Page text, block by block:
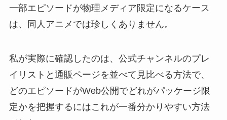
一部エピソードが物理メディア限定になるケース
は、同人アニメでは珍しくありません。
私が実際に確認したのは、公式チャンネルのプレ
イリストと通販ページを並べて見比べる方法で、
どのエピソードがWeb公開でどれがパッケージ限
定かを把握するにはこれが一番分かりやすい方法